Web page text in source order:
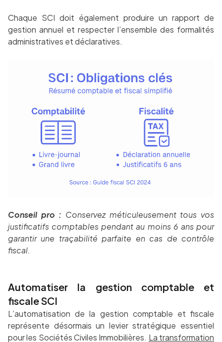
Chaque SCI doit également produire un rapport de
gestion annuel et respecter l’ensemble des formalités
administratives et déclaratives.
Conseil pro : Conservez méticuleusement tous vos
justificatifs comptables pendant au moins 6 ans pour
garantir une traçabilité parfaite en cas de contrôle
fiscal.
Automatiser la gestion comptable et
fiscale SCI
L’automatisation de la gestion comptable et fiscale
représente désormais un levier stratégique essentiel
pour les Sociétés Civiles Immobilières. La transformation